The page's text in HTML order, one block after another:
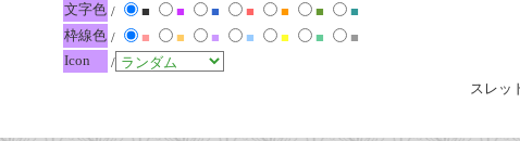
文字色 / ■ ■ ■ ■ ■ ■
■
枠線色 / ■ ■ ■ ■ ■ ■
■
Icon
/
スレッ